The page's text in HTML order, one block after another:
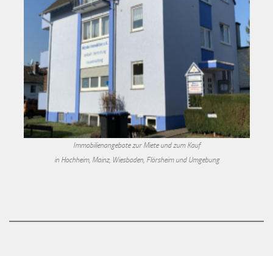
Immobilienangebote zur Miete und zum Kauf
in Hochheim, Mainz, Wiesbaden, Flörsheim und Umgebung